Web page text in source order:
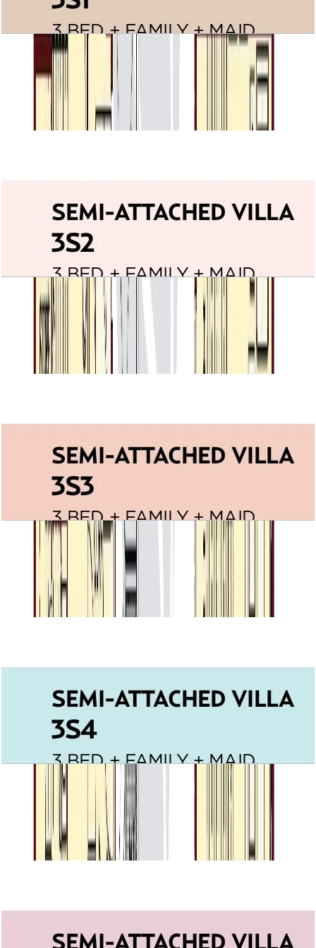
Villa Lantana, Semi Attached villa 3S1,
3BR+Family+Maid, 3210 SQFT
باز کردن چیدمان
Villa Lantana, Semi Attached villa 3S2,
3BR+Family+Maid, 3201 SQFT
باز کردن چیدمان
Villa Lantana, Semi Attached villa 3S3,
3BR+Family+Maid, 2526 SQFT
باز کردن چیدمان
Villa Lantana, Semi Attached villa 3S4,
3BR+Family+Maid, 2453 SQFT
باز کردن چیدمان